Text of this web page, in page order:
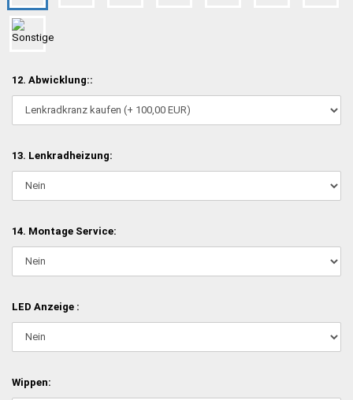
12. Abwicklung::
13. Lenkradheizung:
14. Montage Service:
LED Anzeige :
Wippen: